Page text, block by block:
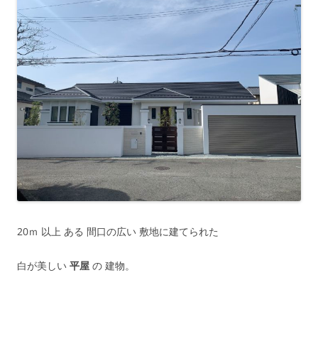
20ｍ 以上 ある 間口の広い 敷地に建てられた
白が美しい 平屋 の 建物。